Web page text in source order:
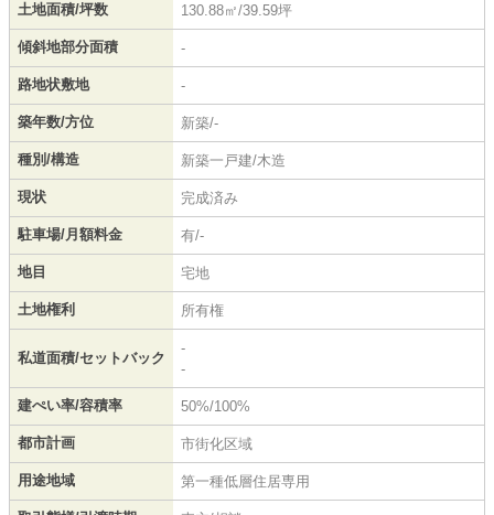
土地面積/坪数 130.88㎡/39.59坪
傾斜地部分面積 -
路地状敷地 -
築年数/方位 新築/-
種別/構造 新築一戸建/木造
現状 完成済み
駐車場/月額料金 有/-
地目 宅地
土地権利 所有権
私道面積/セットバック
-
-
建ぺい率/容積率 50%/100%
都市計画 市街化区域
用途地域 第一種低層住居専用